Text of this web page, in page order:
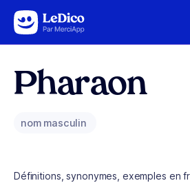
Aller au contenu
Pharaon
nom masculin
Définitions, synonymes, exemples en